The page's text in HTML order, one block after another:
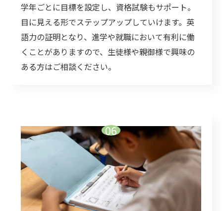
学年ごとに目標を設定し、資格試験もサポート。
目に見える形でステップアップしていけます。英
語力の証明となり、進学や就職において有利に働
くことがありますので、生徒様や親御様で興味の
ある方はご相談ください。